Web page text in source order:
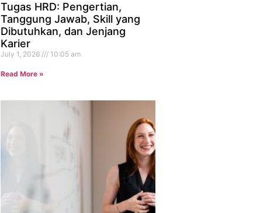
Tugas HRD: Pengertian,
Tanggung Jawab, Skill yang
Dibutuhkan, dan Jenjang
Karier
July 1, 2026 10:05 am
Read More »